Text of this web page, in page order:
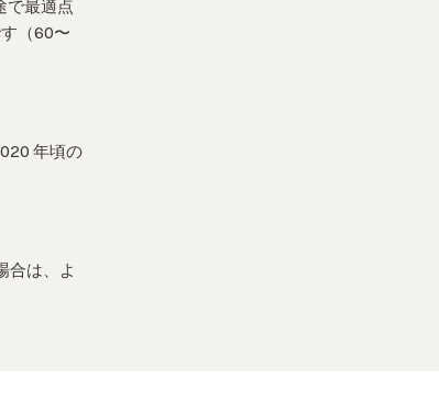
で最適点
（60〜
年頃の
合は、よ